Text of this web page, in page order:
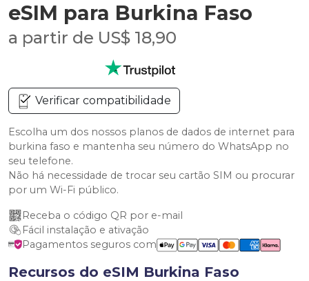
eSIM para Burkina Faso
a partir de US$ 18,90
Verificar compatibilidade
Escolha um dos nossos planos de dados de internet para
burkina faso e mantenha seu número do WhatsApp no
seu telefone.
Não há necessidade de trocar seu cartão SIM ou procurar
por um Wi-Fi público.
Receba o código QR por e-mail
Fácil instalação e ativação
Pagamentos seguros com
Recursos do eSIM Burkina Faso